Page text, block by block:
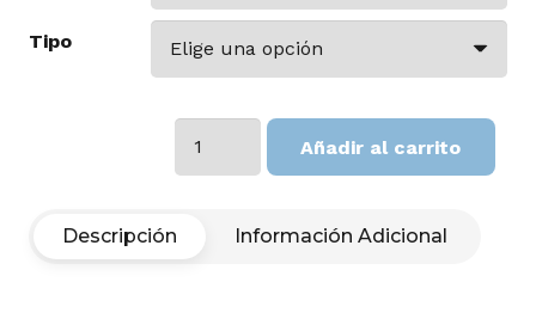
Tipo
Seca
Salida
Añadir al carrito
Descripción Información Adicional